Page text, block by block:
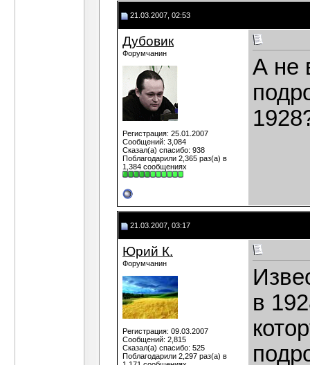
21.03.2007, 02:53
Дубовик
Форумчанин
Регистрация: 25.01.2007
Сообщений: 3,084
Сказал(а) спасибо: 938
Поблагодарили 2,365 раз(а) в
1,384 сообщениях
А не
21.03.2007, 03:17
Юрий К.
Форумчанин
Регистрация: 09.03.2007
Сообщений: 2,815
Сказал(а) спасибо: 525
Поблагодарили 2,297 раз(а) в
в